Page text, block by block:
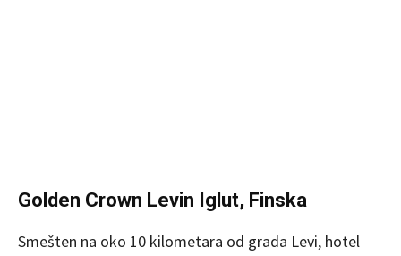
Golden Crown Levin Iglut, Finska
Smešten na oko 10 kilometara od grada Levi, hotel